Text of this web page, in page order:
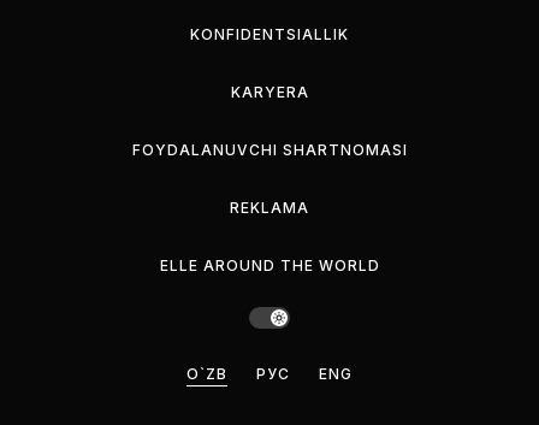
KONFIDENTSIALLIK
KARYERA
FOYDALANUVCHI SHARTNOMASI
REKLAMA
ELLE AROUND THE WORLD
O`ZB РУС ENG